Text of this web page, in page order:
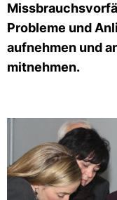
Probleme und
aufnehmen und
mitnehmen.